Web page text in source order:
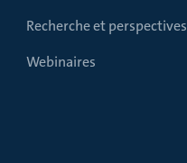
Recherche et perspectives
Webinaires